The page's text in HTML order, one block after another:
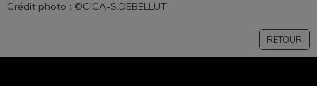
Crédit photo : ©CICA-S.DEBELLUT
RETOUR